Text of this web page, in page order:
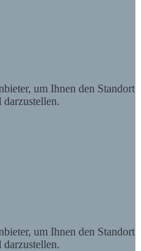
um Ihnen den Standort
um Ihnen den Standort